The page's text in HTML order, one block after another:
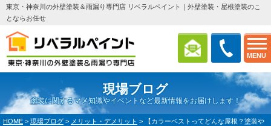
MENU
東京・神奈川の外壁塗装＆雨漏り専門店 リベラルペイント｜外壁塗装・屋根塗装のこ
とならお任せ
現場ブログ
塗装に関するマメ知識やイベントなど最新情報をお届けします！
HOME > 現場ブログ > メリット・デメリット >
【カラーベストってどんな屋根？塗装や